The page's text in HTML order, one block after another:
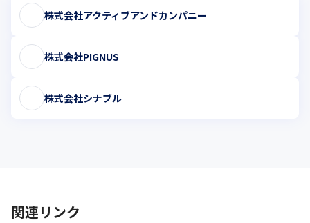
株式会社アクティブアンドカンパニー
株式会社PIGNUS
株式会社シナブル
関連リンク